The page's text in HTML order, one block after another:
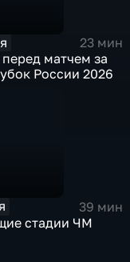
23 мин
матчем за
России 2026
39 мин
стадии ЧМ